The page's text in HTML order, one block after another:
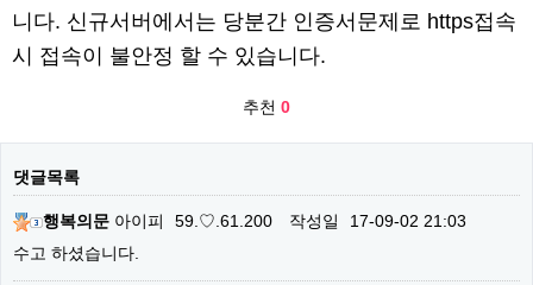
니다. 신규서버에서는 당분간 인증서문제로 https접속
시 접속이 불안정 할 수 있습니다.
추천 0
댓글목록
행복의문 아이피 59.♡.61.200 작성일
17-09-02 21:03
수고 하셨습니다.